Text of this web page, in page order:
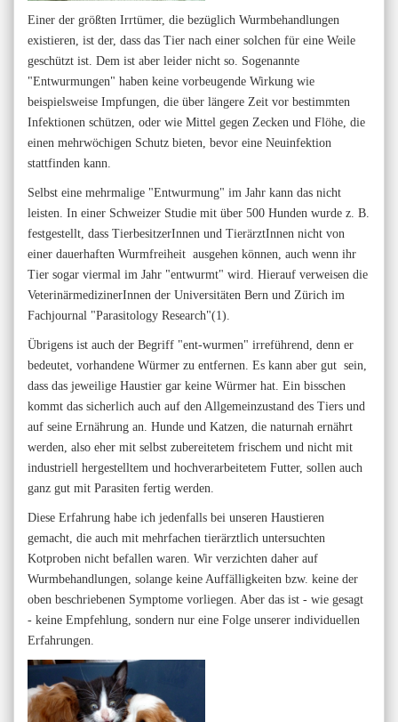
Einer der größten Irrtümer, die bezüglich Wurmbehandlungen
existieren, ist der, dass das Tier nach einer solchen für eine Weile
geschützt ist. Dem ist aber leider nicht so. Sogenannte
"Entwurmungen" haben keine vorbeugende Wirkung wie
beispielsweise Impfungen, die über längere Zeit vor bestimmten
Infektionen schützen, oder wie Mittel gegen Zecken und Flöhe, die
einen mehrwöchigen Schutz bieten, bevor eine Neuinfektion
stattfinden kann.
Selbst eine mehrmalige "Entwurmung" im Jahr kann das nicht
leisten. In einer Schweizer Studie mit über 500 Hunden wurde z. B.
festgestellt, dass TierbesitzerInnen und TierärztInnen nicht von
einer dauerhaften Wurmfreiheit ausgehen können, auch wenn ihr
Tier sogar viermal im Jahr "entwurmt" wird. Hierauf verweisen die
VeterinärmedizinerInnen der Universitäten Bern und Zürich im
Fachjournal "Parasitology Research"(1).
Übrigens ist auch der Begriff "ent-wurmen" irreführend, denn er
bedeutet, vorhandene Würmer zu entfernen. Es kann aber gut sein,
dass das jeweilige Haustier gar keine Würmer hat. Ein bisschen
kommt das sicherlich auch auf den Allgemeinzustand des Tiers und
auf seine Ernährung an. Hunde und Katzen, die naturnah ernährt
werden, also eher mit selbst zubereitetem frischem und nicht mit
industriell hergestelltem und hochverarbeitetem Futter, sollen auch
ganz gut mit Parasiten fertig werden.
Diese Erfahrung habe ich jedenfalls bei unseren Haustieren
gemacht, die auch mit mehrfachen tierärztlich untersuchten
Kotproben nicht befallen waren. Wir verzichten daher auf
Wurmbehandlungen, solange keine Auffälligkeiten bzw. keine der
oben beschriebenen Symptome vorliegen. Aber das ist - wie gesagt
- keine Empfehlung, sondern nur eine Folge unserer individuellen
Erfahrungen.